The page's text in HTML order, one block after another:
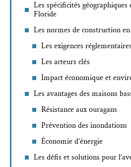
Les spécificités
Floride
Les normes de construction
Les exigences réglementaires
Les acteurs clés
Impact économique et
Les avantages des maisons
Résistance aux ouragans
Prévention des inondations
Économie d’énergie
Les défis et solutions pour